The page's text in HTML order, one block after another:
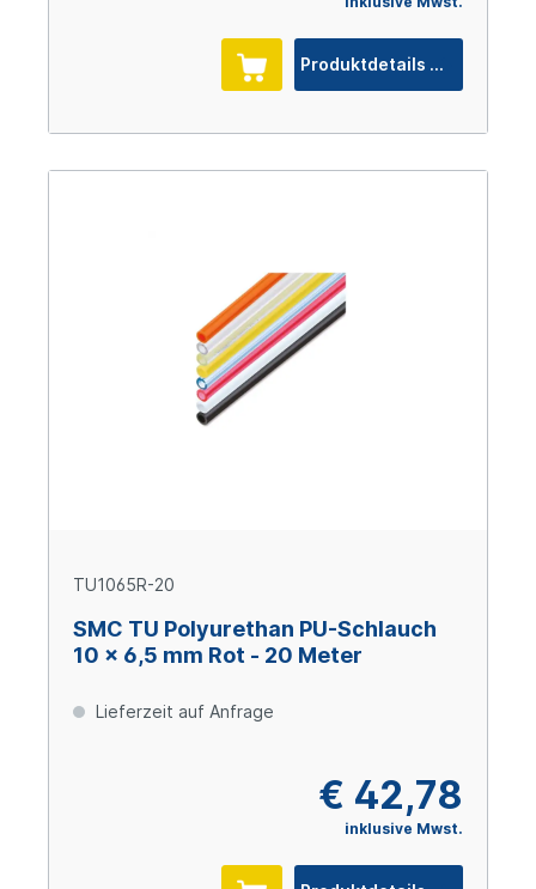
Produktdetails
TU1065R-20
SMC TU Polyurethan PU-Schlauch
10 x 6,5 mm Rot - 20 Meter
Lieferzeit auf Anfrage
€ 42,78
inklusive Mwst.